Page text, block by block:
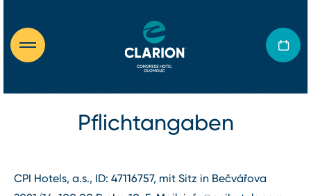
Pflichtangaben
CPI Hotels, a.s., ID: 47116757, mit Sitz in Bečvářova